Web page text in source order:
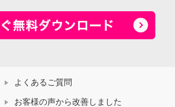
よくあるご質問
お客様の声から改善しました